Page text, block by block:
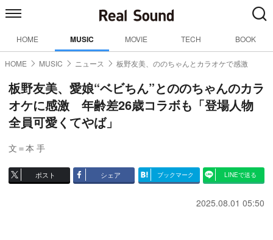
HOME MUSIC MOVIE TECH BOOK
HOME MUSIC ニュース 板野友美、ののちゃんとカラオケで感激
板野友美、愛娘“ベビちん”とののちゃんのカラ
オケに感激 年齢差26歳コラボも「登場人物
全員可愛くてやば」
文＝本 手
ポスト シェア ブックマーク LINEで送る
2025.08.01 05:50